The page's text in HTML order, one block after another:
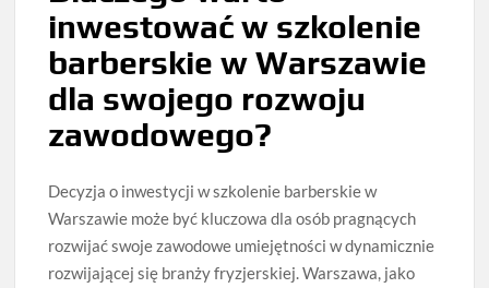
inwestować w szkolenie
barberskie w Warszawie
dla swojego rozwoju
zawodowego?
Decyzja o inwestycji w szkolenie barberskie w
Warszawie może być kluczowa dla osób pragnących
rozwijać swoje zawodowe umiejętności w dynamicznie
rozwijającej się branży fryzjerskiej. Warszawa, jako